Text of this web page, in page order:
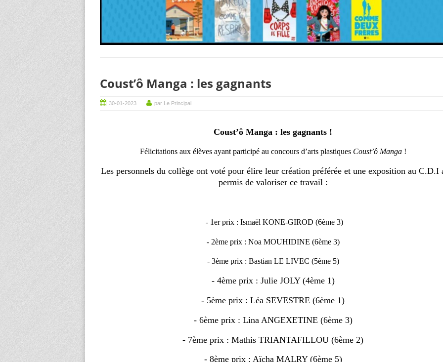
Coust’ô Manga : les gagnants
30-01-2023 par Le Principal
Coust’ô Manga : les gagnants !
Félicitations aux élèves ayant participé au concours d’arts plastiques Coust’ô Manga !
Les personnels du collège ont voté pour élire leur création préférée et une exposition au C.D.I
permis de valoriser ce travail :
- 1erprix : Ismaël KONE-GIROD (6ème 3)
- 2èmeprix : Noa MOUHIDINE (6ème 3)
- 3èmeprix : Bastian LE LIVEC (5ème 5)
- 4ème prix : Julie JOLY (4ème 1)
- 5ème prix : Léa SEVESTRE (6ème 1)
- 6ème prix : Lina ANGEXETINE (6ème 3)
- 7ème prix : Mathis TRIANTAFILLOU (6ème 2)
- 8ème prix : Aïcha MALRY (6ème 5)